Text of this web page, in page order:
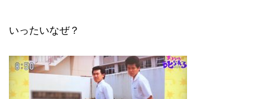
いったいなぜ？